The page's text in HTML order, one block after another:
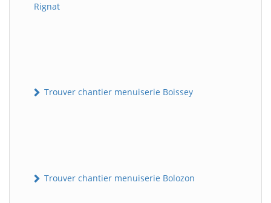
Rignat
Trouver chantier menuiserie Boissey
Trouver chantier menuiserie Bolozon